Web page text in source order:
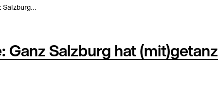
Salzburg…
Salzburg hat